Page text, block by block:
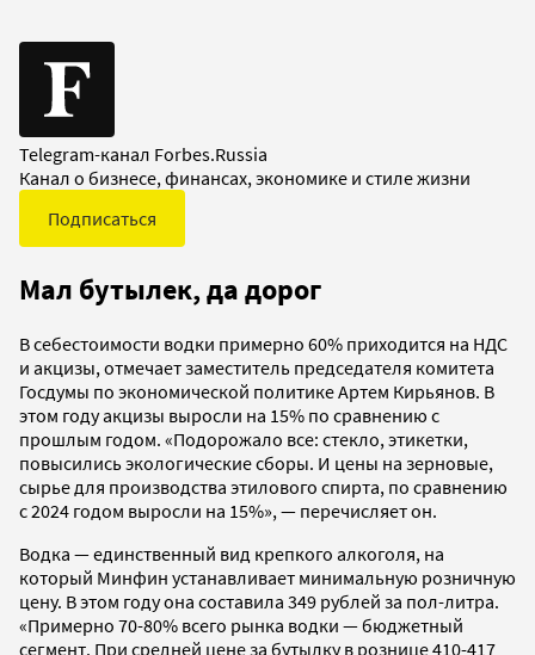
Telegram-канал Forbes.Russia
Канал о бизнесе, финансах, экономике и стиле жизни
Подписаться
Мал бутылек, да дорог
В себестоимости водки примерно 60% приходится на НДС
и акцизы, отмечает заместитель председателя комитета
Госдумы по экономической политике Артем Кирьянов. В
этом году акцизы выросли на 15% по сравнению с
прошлым годом. «Подорожало все: стекло, этикетки,
повысились экологические сборы. И цены на зерновые,
сырье для производства этилового спирта, по сравнению
с 2024 годом выросли на 15%», — перечисляет он.
Водка — единственный вид крепкого алкоголя, на
который Минфин устанавливает минимальную розничную
цену. В этом году она составила 349 рублей за пол-литра.
«Примерно 70-80% всего рынка водки — бюджетный
сегмент. При средней цене за бутылку в рознице 410-417